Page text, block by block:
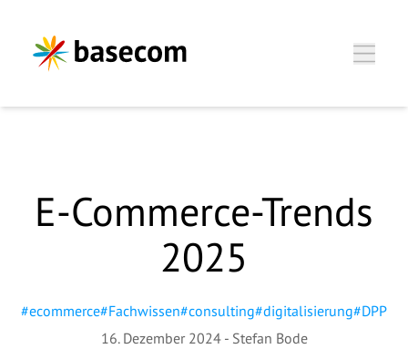
E-Commerce-Trends
2025
#ecommerce#Fachwissen#consulting#digitalisierung#DPP
16. Dezember 2024- Stefan Bode
Consultant
Wir freuen uns, Sie
kennenzulernen.